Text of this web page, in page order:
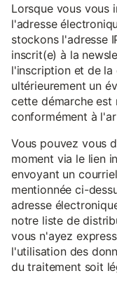
Lorsque vous vous
l'adresse
stockons l'adresse
inscrit(e) à la
l'inscription et de
ultérieurement un
cette démarche
conformément à
Vous pouvez vous
moment via le lien
envoyant un
mentionnée ci-
adresse
notre liste de
vous n'ayez
l'utilisation des
du traitement soit